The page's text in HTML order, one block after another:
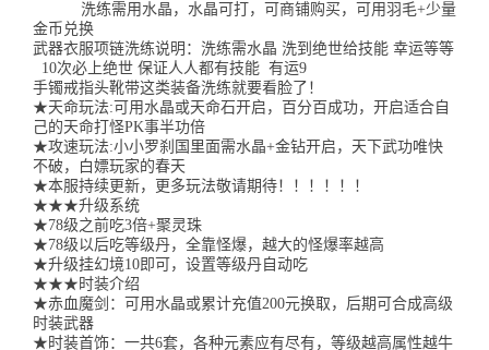
洗练需用水晶，水晶可打，可商铺购买，可用羽毛+少量
金币兑换
武器衣服项链洗练说明：洗练需水晶 洗到绝世给技能 幸运等等
10次必上绝世 保证人人都有技能 有运9
手镯戒指头靴带这类装备洗练就要看脸了！
★天命玩法:可用水晶或天命石开启，百分百成功，开启适合自
己的天命打怪PK事半功倍
★攻速玩法:小小罗刹国里面需水晶+金钻开启，天下武功唯快
不破，白嫖玩家的春天
★本服持续更新，更多玩法敬请期待！！！！！！
★★★升级系统
★78级之前吃3倍+聚灵珠
★78级以后吃等级丹，全靠怪爆，越大的怪爆率越高
★升级挂幻境10即可，设置等级丹自动吃
★★★时装介绍
★赤血魔剑：可用水晶或累计充值200元换取，后期可合成高级
时装武器
★时装首饰：一共6套，各种元素应有尽有，等级越高属性越牛